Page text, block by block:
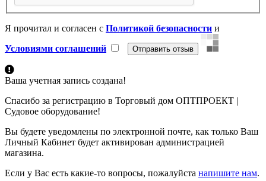
Я прочитал и согласен с Политикой безопасности и
Условиями соглашений
Ваша учетная запись создана!
Спасибо за регистрацию в Торговый дом ОПТПРОЕКТ |
Судовое оборудование!
Вы будете уведомлены по электронной почте, как только Ваш
Личный Кабинет будет активирован администрацией
магазина.
Если у Вас есть какие-то вопросы, пожалуйста напишите нам.